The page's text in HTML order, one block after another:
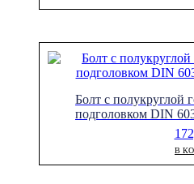
Болт с полукруглой
подголовком DIN
В